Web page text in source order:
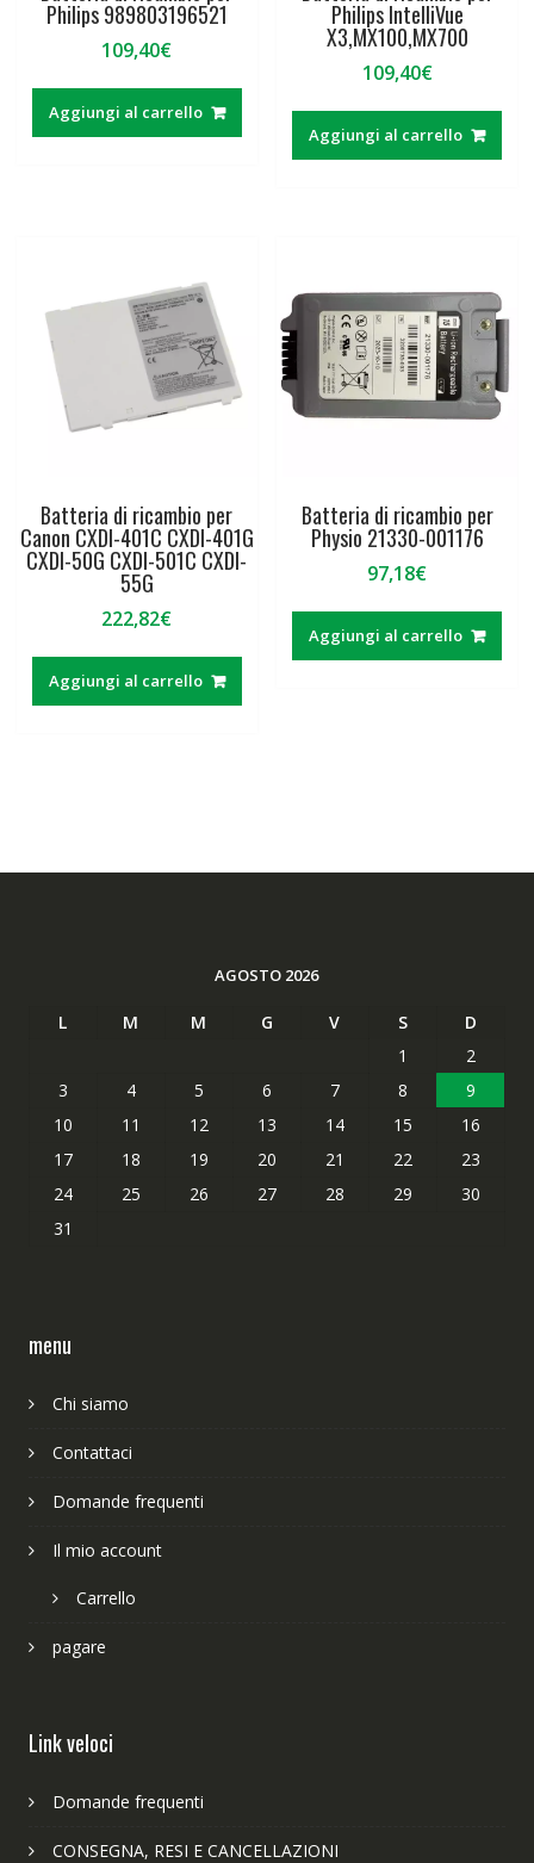
Philips 989803196521
109,40€
Aggiungi al carrello
Philips IntelliVue
X3,MX100,MX700
109,40€
Aggiungi al carrello
Batteria di ricambio per
Canon CXDI-401C CXDI-401G
CXDI-50G CXDI-501C CXDI-
55G
222,82€
Aggiungi al carrello
Batteria di ricambio per
Physio 21330-001176
97,18€
Aggiungi al carrello
AGOSTO 2026
L M M G V S
D
1
2
3
4 5 6 7 8
9
10
11 12 13 14 15
16
17
18 19 20 21 22
23
24
25 26 27 28 29
30
31
menu
Chi siamo
Contattaci
Domande frequenti
Il mio account
Carrello
pagare
Link veloci
Domande frequenti
CONSEGNA, RESI E CANCELLAZIONI